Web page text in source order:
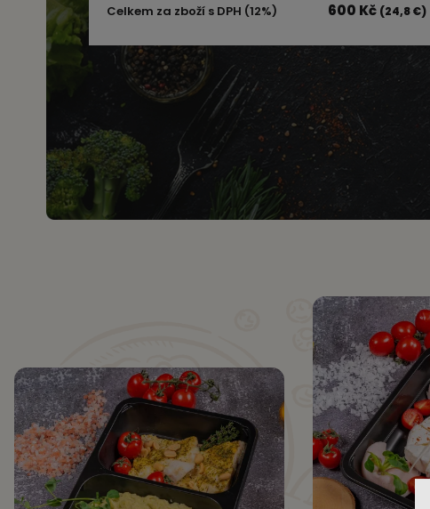
Celkem za zboží s DPH (12%) 600 Kč (24,8 €)